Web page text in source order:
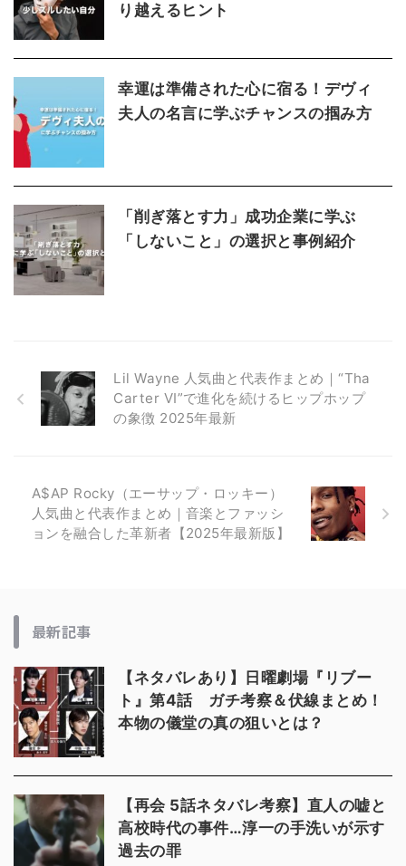
り越えるヒント
幸運は準備された心に宿る！デヴィ
夫人の名言に学ぶチャンスの掴み方
「削ぎ落とす力」成功企業に学ぶ
「しないこと」の選択と事例紹介
Lil Wayne 人気曲と代表作まとめ｜“Tha
Carter VI”で進化を続けるヒップホップ
の象徴 2025年最新
A$AP Rocky（エーサップ・ロッキー）
人気曲と代表作まとめ｜音楽とファッシ
ョンを融合した革新者【2025年最新版】
最新記事
【ネタバレあり】日曜劇場『リブー
ト』第4話 ガチ考察＆伏線まとめ！
本物の儀堂の真の狙いとは？
【再会 5話ネタバレ考察】直人の嘘と
高校時代の事件…淳一の手洗いが示す
過去の罪